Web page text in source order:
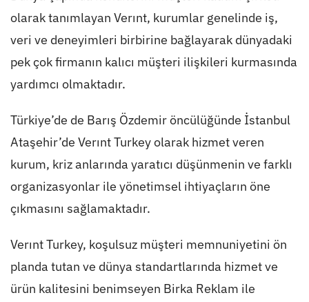
olarak tanımlayan Verınt, kurumlar genelinde iş,
veri ve deneyimleri birbirine bağlayarak dünyadaki
pek çok firmanın kalıcı müşteri ilişkileri kurmasında
yardımcı olmaktadır.
Türkiye’de de Barış Özdemir öncülüğünde İstanbul
Ataşehir’de Verınt Turkey olarak hizmet veren
kurum, kriz anlarında yaratıcı düşünmenin ve farklı
organizasyonlar ile yönetimsel ihtiyaçların öne
çıkmasını sağlamaktadır.
Verınt Turkey, koşulsuz müşteri memnuniyetini ön
planda tutan ve dünya standartlarında hizmet ve
ürün kalitesini benimseyen Birka Reklam ile